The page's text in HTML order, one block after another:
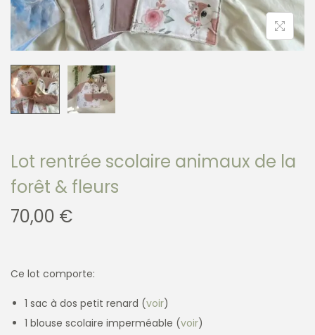
Lot rentrée scolaire animaux de la
forêt & fleurs
70,00 €
Ce lot comporte:
1 sac à dos petit renard (voir)
1 blouse scolaire imperméable (voir)